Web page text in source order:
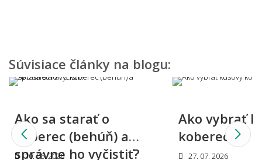
doma?
Viete mi miestnosť namodelovať aj do iného
štýlu interiéru?
Súvisiace články na blogu:
Ako sa starať o
koberec (behúň) a
správne ho vyčistiť?
10. 06. 2026
Ako vybrať
koberec?
27. 07. 2026